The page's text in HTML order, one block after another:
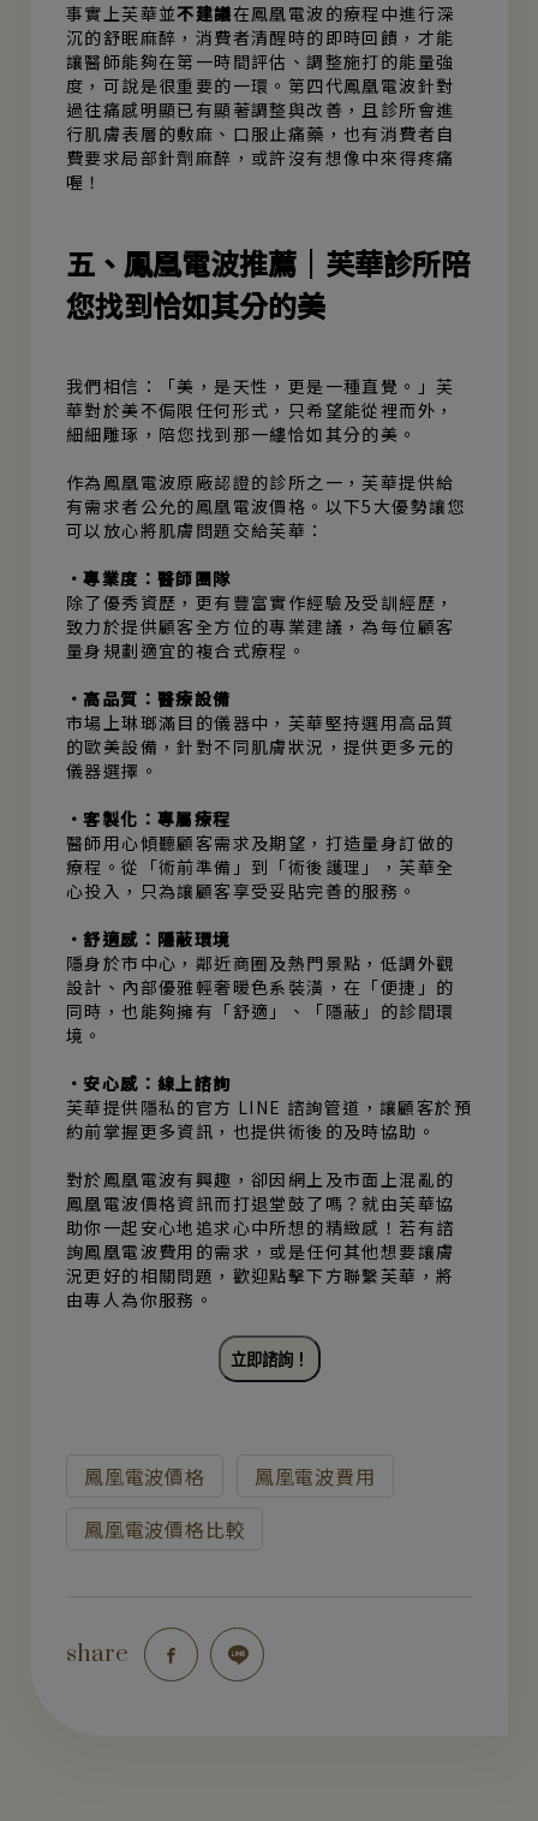
事實上芙華並不建議在鳳凰電波的療程中進行深
沉的舒眠麻醉，消費者清醒時的即時回饋，才能
讓醫師能夠在第一時間評估、調整施打的能量強
度，可說是很重要的一環。第四代鳳凰電波針對
過往痛感明顯已有顯著調整與改善，且診所會進
行肌膚表層的敷麻、口服止痛藥，也有消費者自
費要求局部針劑麻醉，或許沒有想像中來得疼痛
喔！
五、鳳凰電波推薦｜芙華診所陪
您找到恰如其分的美
我們相信：「美，是天性，更是一種直覺。」芙
華對於美不侷限任何形式，只希望能從裡而外，
細細雕琢，陪您找到那一縷恰如其分的美。
作為鳳凰電波原廠認證的診所之一，芙華提供給
有需求者公允的鳳凰電波價格。以下5大優勢讓您
可以放心將肌膚問題交給芙華：
•專業度：醫師團隊
除了優秀資歷，更有豐富實作經驗及受訓經歷，
致力於提供顧客全方位的專業建議，為每位顧客
量身規劃適宜的複合式療程。
•高品質：醫療設備
市場上琳瑯滿目的儀器中，芙華堅持選用高品質
的歐美設備，針對不同肌膚狀況，提供更多元的
儀器選擇。
•客製化：專屬療程
醫師用心傾聽顧客需求及期望，打造量身訂做的
療程。從「術前準備」到「術後護理」，芙華全
心投入，只為讓顧客享受妥貼完善的服務。
•舒適感：隱蔽環境
隱身於市中心，鄰近商圈及熱門景點，低調外觀
設計、內部優雅輕奢暖色系裝潢，在「便捷」的
同時，也能夠擁有「舒適」、「隱蔽」的診間環
境。
•安心感：線上諮詢
芙華提供隱私的官方 LINE 諮詢管道，讓顧客於預
約前掌握更多資訊，也提供術後的及時協助。
對於鳳凰電波有興趣，卻因網上及市面上混亂的
鳳凰電波價格資訊而打退堂鼓了嗎？就由芙華協
助你一起安心地追求心中所想的精緻感！若有諮
詢鳳凰電波費用的需求，或是任何其他想要讓膚
況更好的相關問題，歡迎點擊下方聯繫芙華，將
由專人為你服務。
立即諮詢！
鳳凰電波價格
鳳凰電波費用
鳳凰電波價格比較
share